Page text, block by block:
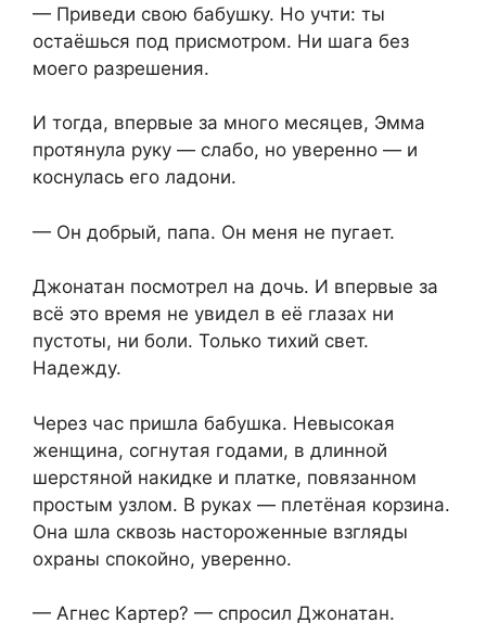
— Приведи свою бабушку. Но учти: ты
остаёшься под присмотром. Ни шага без
моего разрешения.
И тогда, впервые за много месяцев, Эмма
протянула руку — слабо, но уверенно — и
коснулась его ладони.
— Он добрый, папа. Он меня не пугает.
Джонатан посмотрел на дочь. И впервые за
всё это время не увидел в её глазах ни
пустоты, ни боли. Только тихий свет.
Надежду.
Через час пришла бабушка. Невысокая
женщина, согнутая годами, в длинной
шерстяной накидке и платке, повязанном
простым узлом. В руках — плетёная корзина.
Она шла сквозь настороженные взгляды
охраны спокойно, уверенно.
— Агнес Картер? — спросил Джонатан.